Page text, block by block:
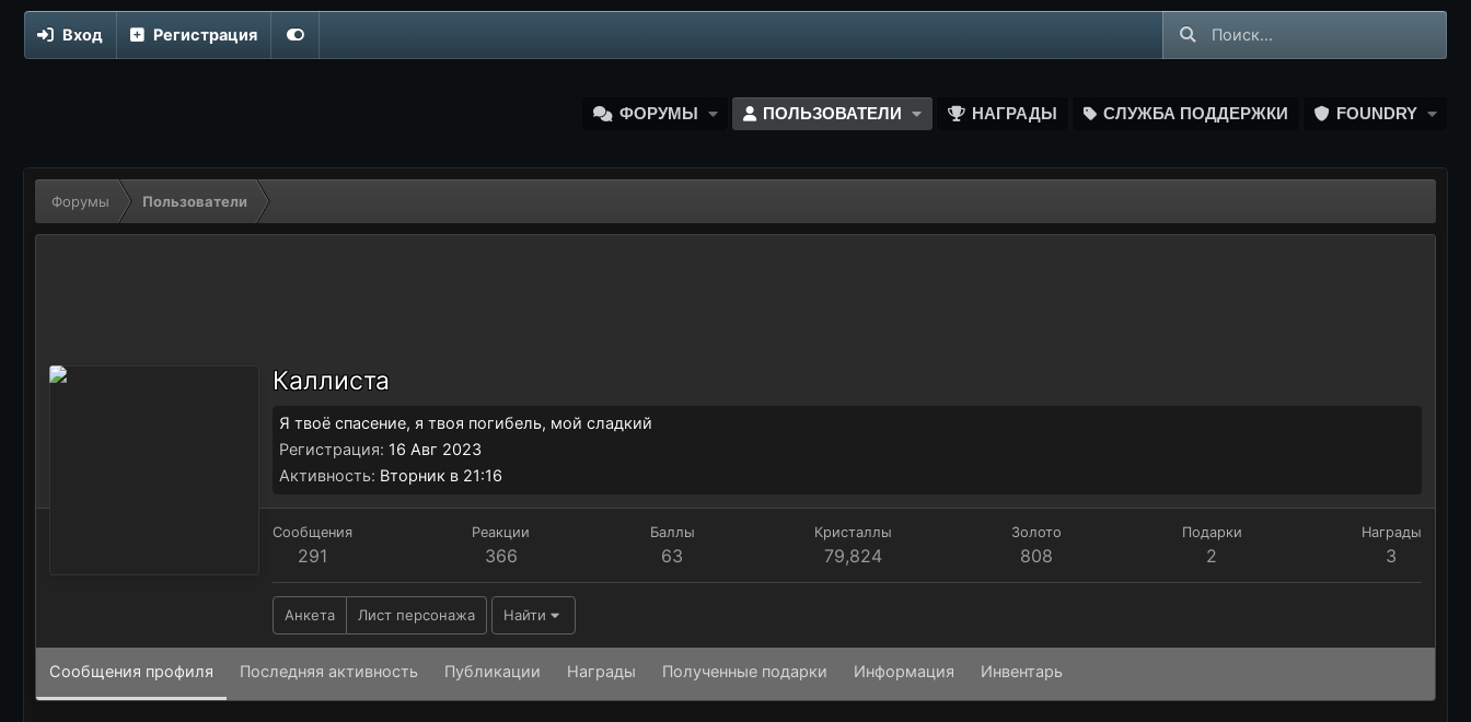
Вход Регистрация
ФОРУМЫ ПОЛЬЗОВАТЕЛИ НАГРАДЫ СЛУЖБА ПОДДЕРЖКИ FOUNDRY
Форумы Пользователи
Каллиста
Я твоё спасение, я твоя погибель, мой сладкий
Регистрация 16 Авг 2023
Активность Вторник в 21:16
Сообщения
291
Реакции
366
Баллы
63
Кристаллы
79,824
Золото
808
Подарки
2
Награды
3
Анкета Лист персонажа Найти
Сообщения профиля Последняя активность Публикации Награды Полученные подарки Информация Инвентарь